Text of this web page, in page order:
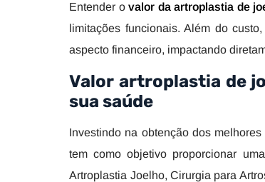
Entender ovalor da artroplastia de
limitações funcionais. Além do
aspecto financeiro, impactando
Valor artroplastia de
sua saúde
Investindo na obtenção dos
tem como objetivo proporcionar
Artroplastia Joelho, Cirurgia para